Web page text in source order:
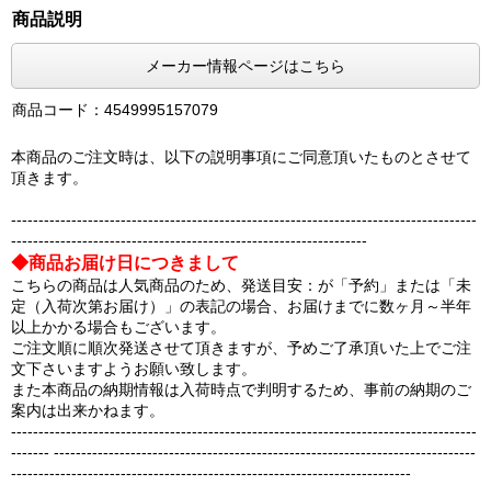
商品説明
メーカー情報ページはこちら
商品コード：4549995157079
本商品のご注文時は、以下の説明事項にご同意頂いたものとさせて
頂きます。
-------------------------------------------------------------------------------------
-----------------------------------------------------------------
◆商品お届け日につきまして
こちらの商品は人気商品のため、発送目安：が「予約」または「未
定（入荷次第お届け）」の表記の場合、お届けまでに数ヶ月～半年
以上かかる場合もございます。
ご注文順に順次発送させて頂きますが、予めご了承頂いた上でご注
文下さいますようお願い致します。
また本商品の納期情報は入荷時点で判明するため、事前の納期のご
案内は出来かねます。
-------------------------------------------------------------------------------------
------- -----------------------------------------------------------------------------
-------------------------------------------------------------------------